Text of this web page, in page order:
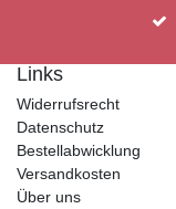
Links
Widerrufsrecht
Datenschutz
Bestellabwicklung
Versandkosten
Über uns